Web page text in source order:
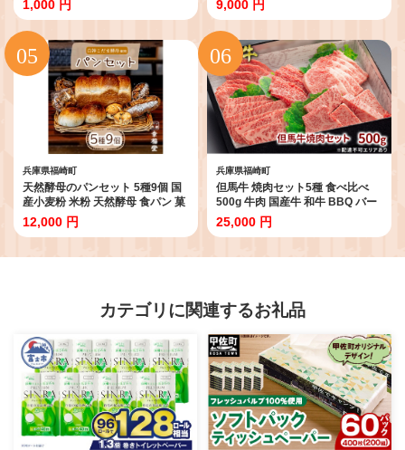
1,000 円
遺産登録『西光寺野疏水路』
9,000 円
兵庫県福崎町
天然酵母のパンセット 5種9個 国
産小麦粉 米粉 天然酵母 食パン 菓
子パン
12,000 円
兵庫県福崎町
但馬牛 焼肉セット5種 食べ比べ
500g 牛肉 国産牛 和牛 BBQ バー
ベキュー アウトドア
25,000 円
カテゴリに関連するお礼品